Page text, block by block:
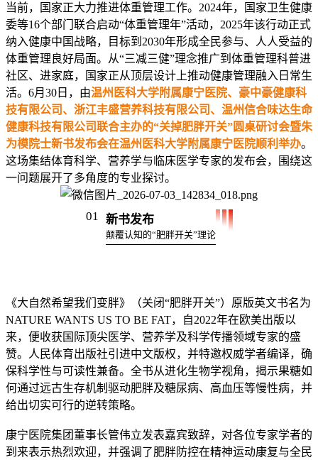
当前，国家正大力推进体重管理工作。2024年，国家卫生健康
委等16个部门联合启动“体重管理年”活动，2025年该行动正式
纳入健康中国战略，目标到2030年形成全民参与、人人受益的
体重管理良好局面。从“三减三健”理念推广到体重管理科普进
社区、进家庭，国家正从顶层设计上推动健康管理融入日常生
活。6月30日，由温州医科大学附属康宁医院、豪中豪健康科
技有限公司、浙江丰盛营养科技有限公司、温州信合味达生命
健康科技有限公司联合主办的“关掉肥胖开关”圆桌研讨会暨朱
为模院士新书发布会在温州医科大学附属康宁医院顺利举办。
这场集结体育科学、营养学与临床医学专家的发布会，围绕这
一问题展开了多角度的专业探讨。
01 新书发布
颠覆认知的“肥胖开关”理论
《大自然希望我们变胖》（关闭“肥胖开关”）原版英文书名为
NATURE WANTS US TO BE FAT，自2022年在欧美出版以
来，便收获国际顶尖医学、营养学及科学传播领域专家的盛
赞。人民体育出版社引进中文版权，并特邀权威学者编译，确
保科学性与可读性兼备。全书从进化生物学视角，揭示果糖如
何通过远古生存机制驱动肥胖及糖尿病、高血压等慢性病，并
给出切实可行的逆转策略。
康宁医院集团董事长管伟立发表嘉宾致辞，对各位专家学者的
到来表示热烈欢迎，并强调了肥胖防控在精神运动康复与全民